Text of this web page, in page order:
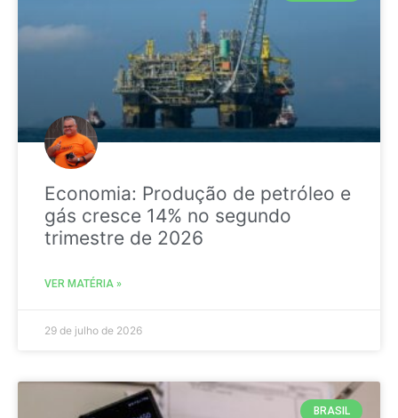
Economia: Produção de petróleo e
gás cresce 14% no segundo
trimestre de 2026
VER MATÉRIA »
29 de julho de 2026
BRASIL